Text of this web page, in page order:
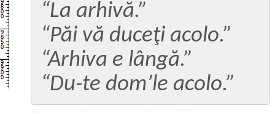
“La arhivă.”
“Păi vă duceţi acolo.”
“Arhiva e lângă.”
“Du-te dom’le acolo.”